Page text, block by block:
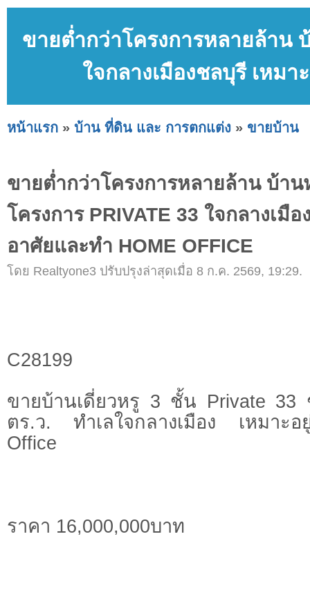
ขายต่ำกว่าโครงการหลายล้าน
ใจกลางเมืองชลบุรี เหม
หน้าแรก » บ้าน ที่ดิน และ การตกแต่ง » ขายบ้าน
ขายต่ำกว่าโครงการหลายล้าน บ้า
โครงการ PRIVATE 33 ใจกลางเมื
อาศัยและทำ HOME OFFICE
โดย Realtyone3 ปรับปรุงล่าสุดเมื่อ 8 ก.ค. 2569, 19:29.
C28199
ขายบ้านเดี่ยวหรู 3 ชั้น Private
ตร.ว. ทำเลใจกลางเมือง เหมาะ
Office
ราคา 16,000,000บาท